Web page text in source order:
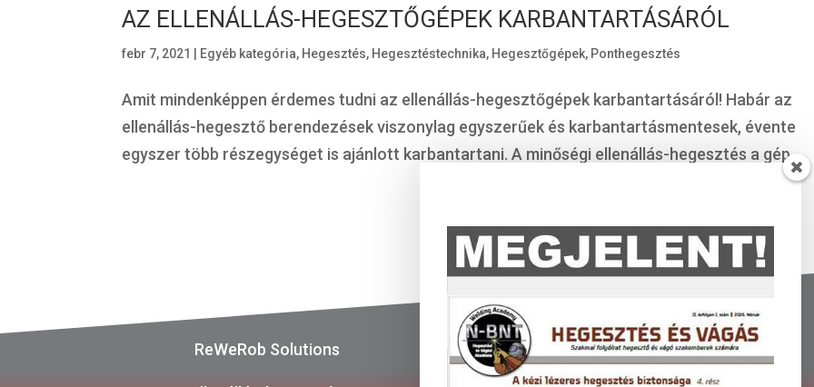
AZ ELLENÁLLÁS-HEGESZTŐGÉPEK KARBANTARTÁSÁRÓL
febr 7, 2021 Egyéb kategória, Hegesztés, Hegesztéstechnika, Hegesztőgépek, Ponthegesztés
Amit mindenképpen érdemes tudni az ellenállás-hegesztőgépek karbantartásáról! Habár az
ellenállás-hegesztő berendezések viszonylag egyszerűek és karbantartásmentesek, évente
egyszer több részegységet is ajánlott karbantartani. A minőségi ellenállás-hegesztés a gép...
ReWeRob Solutions
Ellenállás-hegesztés és robottechnika
az Ön igényeire szabva